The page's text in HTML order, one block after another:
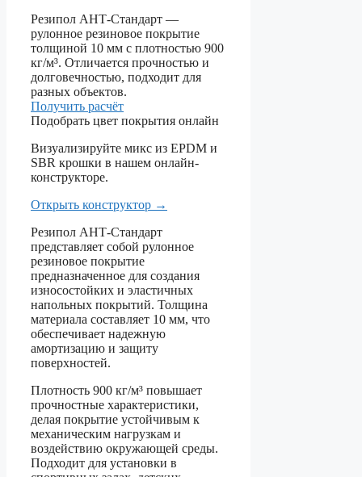
Резипол АНТ-Стандарт —
рулонное резиновое покрытие
толщиной 10 мм с плотностью 900
кг/м³. Отличается прочностью и
долговечностью, подходит для
разных объектов.
Получить расчёт
Подобрать цвет покрытия онлайн
Визуализируйте микс из EPDM и
SBR крошки в нашем онлайн-
конструкторе.
Открыть конструктор →
Резипол АНТ-Стандарт
представляет собой рулонное
резиновое покрытие
предназначенное для создания
износостойких и эластичных
напольных покрытий. Толщина
материала составляет 10 мм, что
обеспечивает надежную
амортизацию и защиту
поверхностей.
Плотность 900 кг/м³ повышает
прочностные характеристики,
делая покрытие устойчивым к
механическим нагрузкам и
воздействию окружающей среды.
Подходит для установки в